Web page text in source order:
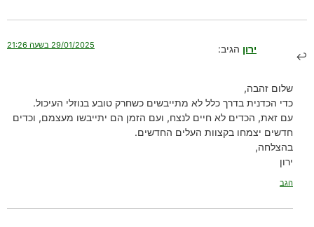
ירון הגיב: 29/01/2025 בשעה 21:26
שלום זהבה,
כדי הכדנית בדרך כלל לא מתייבשים כשחרק טובע בנוזלי העיכול.
עם זאת, הכדים לא חיים לנצח, ועם הזמן הם יתייבשו מעצמם, וכדים
חדשים יצמחו בקצוות העלים החדשים.
בהצלחה,
ירון
הגב